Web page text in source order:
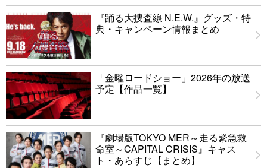
『踊る大捜査線 N.E.W.』グッズ・特
典・キャンペーン情報まとめ
「金曜ロードショー」2026年の放送
予定【作品一覧】
『劇場版TOKYO MER～走る緊急救
命室～CAPITAL CRISIS』キャス
ト・あらすじ【まとめ】